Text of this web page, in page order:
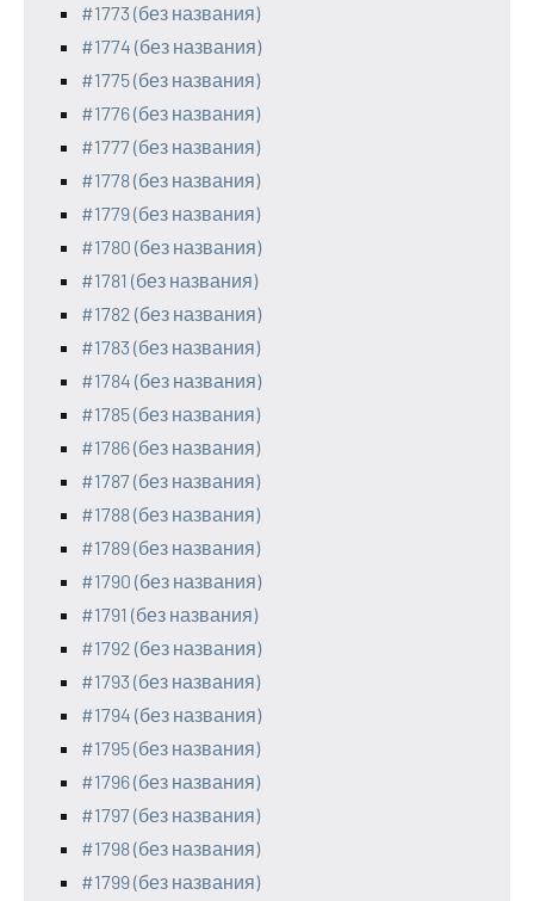
#1773 (без названия)
#1774 (без названия)
#1775 (без названия)
#1776 (без названия)
#1777 (без названия)
#1778 (без названия)
#1779 (без названия)
#1780 (без названия)
#1781 (без названия)
#1782 (без названия)
#1783 (без названия)
#1784 (без названия)
#1785 (без названия)
#1786 (без названия)
#1787 (без названия)
#1788 (без названия)
#1789 (без названия)
#1790 (без названия)
#1791 (без названия)
#1792 (без названия)
#1793 (без названия)
#1794 (без названия)
#1795 (без названия)
#1796 (без названия)
#1797 (без названия)
#1798 (без названия)
#1799 (без названия)